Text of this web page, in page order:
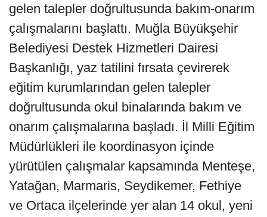
gelen talepler doğrultusunda bakım-onarım
çalışmalarını başlattı. Muğla Büyükşehir
Belediyesi Destek Hizmetleri Dairesi
Başkanlığı, yaz tatilini fırsata çevirerek
eğitim kurumlarından gelen talepler
doğrultusunda okul binalarında bakım ve
onarım çalışmalarına başladı. İl Milli Eğitim
Müdürlükleri ile koordinasyon içinde
yürütülen çalışmalar kapsamında Menteşe,
Yatağan, Marmaris, Seydikemer, Fethiye
ve Ortaca ilçelerinde yer alan 14 okul, yeni